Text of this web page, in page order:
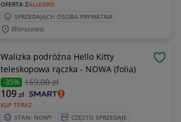
OFERTA ZALLEGRO
SPRZEDAJĄCY: OSOBA PRYWATNA
Warszawa
Walizka podróżna Hello Kitty
teleskopowa rączka - NOWA (folia)
-35% 169,00 zł
KUP TERAZ
109zł
STAN: NOWY
CZĘSTO SPRZEDAJE